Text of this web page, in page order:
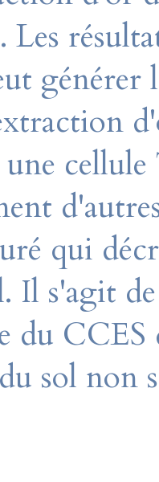
Les
générer
une
qui
Il s'agit
du
sol non